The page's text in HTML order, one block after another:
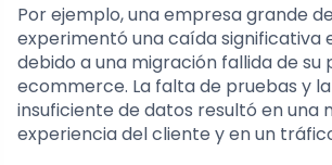
Por ejemplo, una empresa grande
experimentó una caída significativa
debido a una migración fallida de
ecommerce. La falta de pruebas y
insuficiente de datos resultó en una
experiencia del cliente y en un